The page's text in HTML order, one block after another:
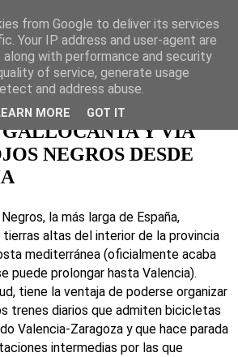
ocio activo y
Y VÍA
NEGROS DESDE
la más larga de España,
altas del interior de la provincia
mediterránea (oficialmente acaba
puede prolongar hasta Valencia).
tiene la ventaja de poderse organizar
trenes diarios que admiten bicicletas
Valencia-Zaragoza y que hace parada
intermedias por las que
from Google to deliver its services
Your IP address and user-agent are
along with performance and security
of service, generate usage
and address abuse.
MORE GOT IT